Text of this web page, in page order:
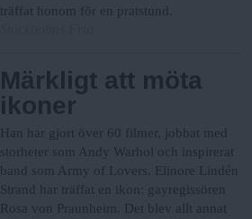
träffat honom för en pratstund.
Märkligt att möta
ikoner
Han har gjort över 60 filmer, jobbat med
storheter som Andy Warhol och inspirerat
band som Army of Lovers. Elinore Lindén
Strand har träffat en ikon: gayregissören
Rosa von Praunheim. Det blev allt annat